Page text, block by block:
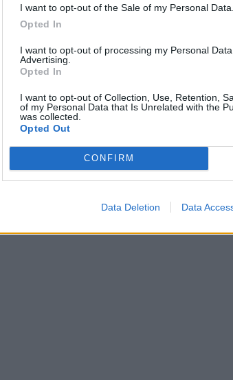
I want to opt-out of the Sale of my Personal Data.
Opted In
I want to opt-out of processing my Personal
Advertising.
Opted In
I want to opt-out of Collection, Use, Retention,
of my Personal Data that Is Unrelated with the
was collected.
Opted Out
CONFIRM
Data Deletion Data